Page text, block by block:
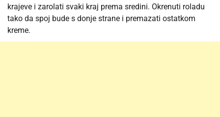
krajeve i zarolati svaki kraj prema sredini. Okrenuti roladu
tako da spoj bude s donje strane i premazati ostatkom
kreme.